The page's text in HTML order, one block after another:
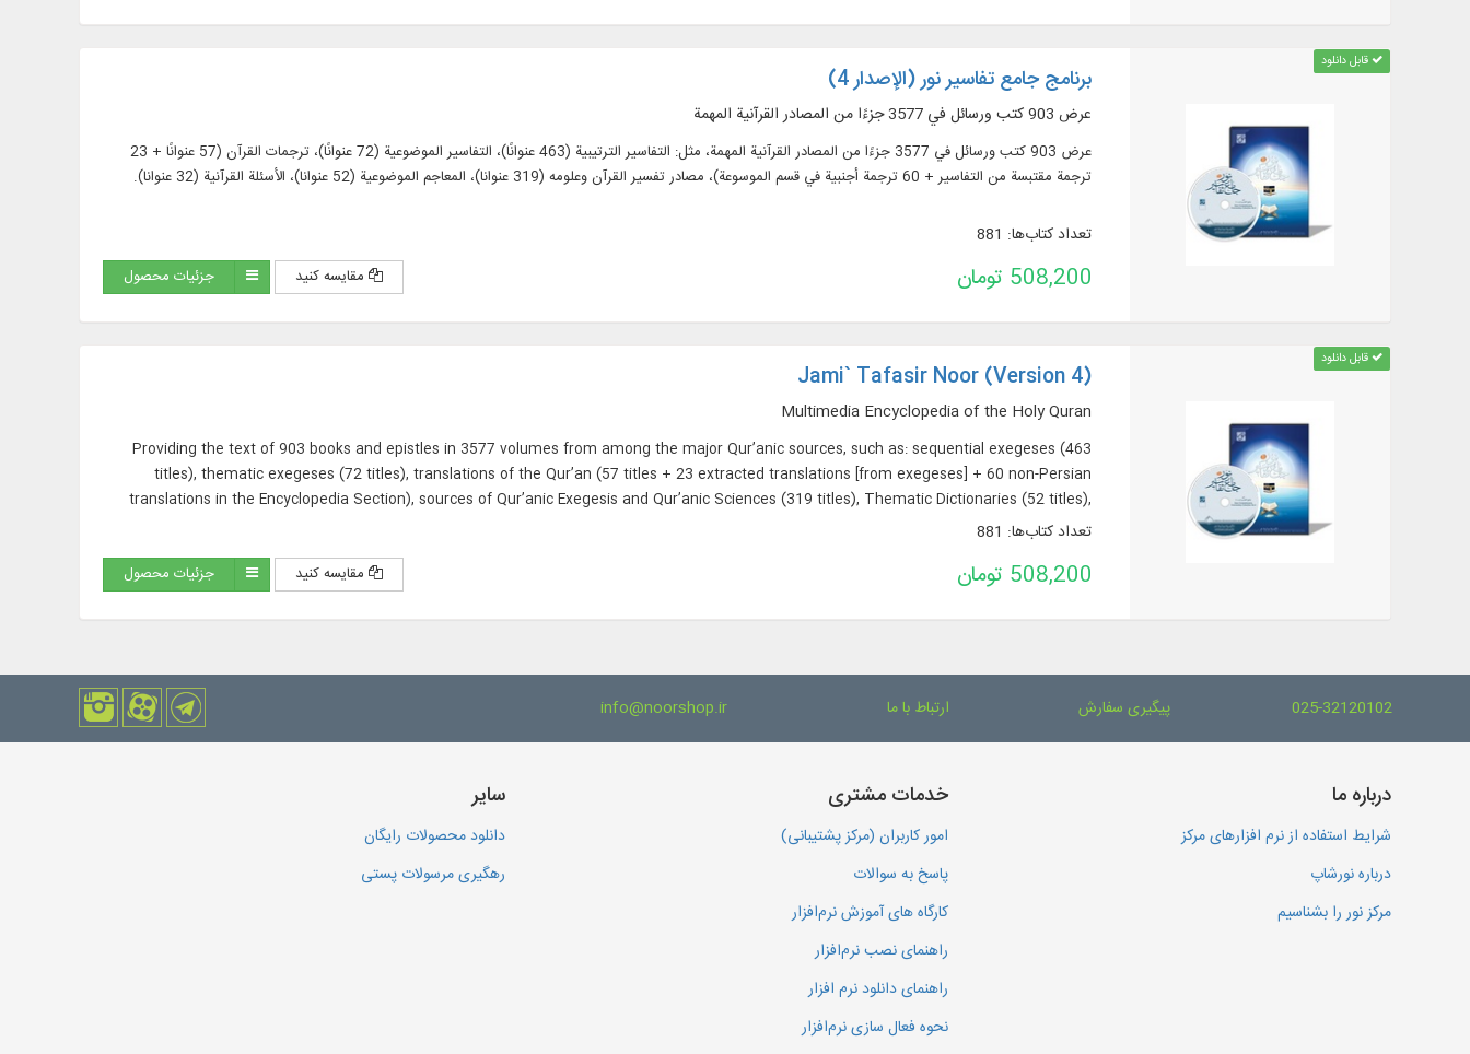
قابل دانلود
برنامج جامع تفاسير نور (الإصدار 4)
عرض 903 كتب ورسائل في 3577 جزءًا من المصادر القرآنية المهمة
عرض 903 كتب ورسائل في 3577 جزءًا من المصادر القرآنية المهمة، مثل: التفاسير الترتيبية (463 عنوانًا)، التفاسير الموضوعية (72 عنوانًا)، ترجمات القرآن (57 عنوانًا + 23
ترجمة مقتبسة من التفاسير + 60 ترجمة أجنبية في قسم الموسوعة)، مصادر تفسير القرآن وعلومه (319 عنوانا)، المعاجم الموضوعية (52 عنوانا)، الأسئلة القرآنية (32 عنوانا).
تعداد کتاب‌ها: 881
508,200 تومان مقایسه کنید جزئیات محصول
قابل دانلود
Jami` Tafasir Noor (Version 4)
Multimedia Encyclopedia of the Holy Quran
Providing the text of 903 books and epistles in 3577 volumes from among the major Qur’anic sources, such as: sequential exegeses (463
titles), thematic exegeses (72 titles), translations of the Qur’an (57 titles + 23 extracted translations [from exegeses] + 60 non-Persian
translations in the Encyclopedia Section), sources of Qur’anic Exegesis and Qur’anic Sciences (319 titles), Thematic Dictionaries (52 titles),
Qur’anic Questions (32 titles).
تعداد کتاب‌ها: 881
508,200 تومان مقایسه کنید جزئیات محصول
025-32120102 پیگیری سفارش ارتباط با ما info@noorshop.ir
درباره ما
شرایط استفاده از نرم افزارهای مرکز
درباره نورشاپ
مرکز نور را بشناسیم
خدمات مشتری
امور کاربران (مرکز پشتیبانی)
پاسخ به سوالات
کارگاه های آموزش نرم‌افزار
راهنمای نصب نرم‌افزار
راهنمای دانلود نرم افزار
نحوه فعال سازی نرم‌افزار
سایر
دانلود محصولات رایگان
رهگیری مرسولات پستی